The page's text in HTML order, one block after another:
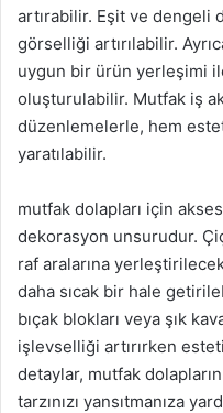
artırabilir. Eşit ve dengeli
görselliği artırılabilir.
uygun bir ürün yerleşimi
oluşturulabilir. Mutfak iş
düzenlemelerle, hem
yaratılabilir.
mutfak dolapları için
dekorasyon unsurudur.
raf aralarına
daha sıcak bir hale
bıçak blokları veya şık
işlevselliği artırırken
detaylar, mutfak
tarzınızı yansıtmanıza